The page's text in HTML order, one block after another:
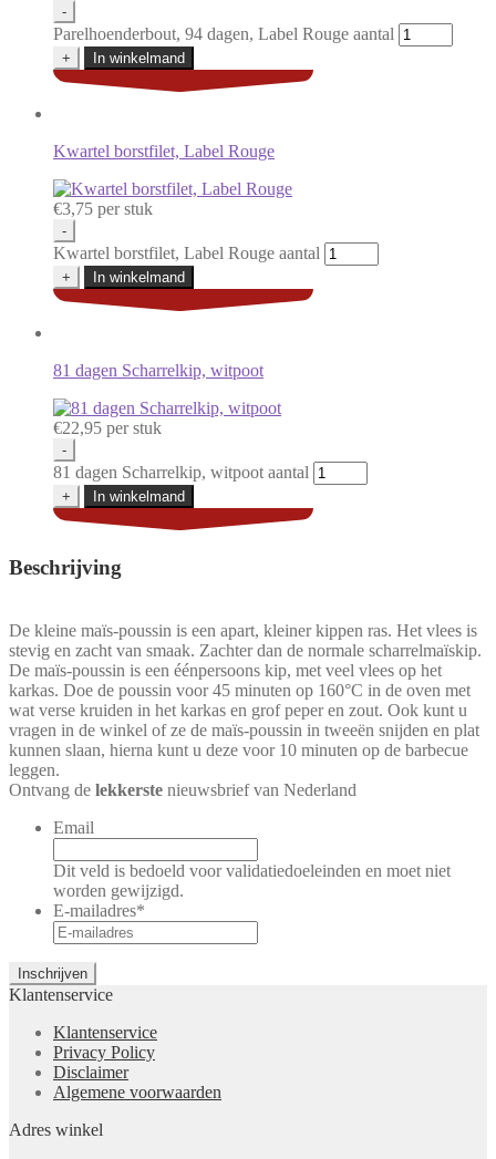
-
Parelhoenderbout, 94 dagen, Label Rouge aantal
+ In winkelmand
Kwartel borstfilet, Label Rouge
€3,75 per stuk
-
Kwartel borstfilet, Label Rouge aantal
+ In winkelmand
81 dagen Scharrelkip, witpoot
€22,95 per stuk
-
81 dagen Scharrelkip, witpoot aantal
+ In winkelmand
Beschrijving
De kleine maïs-poussin is een apart, kleiner kippen ras. Het vlees is
stevig en zacht van smaak. Zachter dan de normale scharrelmaïskip.
De maïs-poussin is een éénpersoons kip, met veel vlees op het
karkas. Doe de poussin voor 45 minuten op 160°C in de oven met
wat verse kruiden in het karkas en grof peper en zout. Ook kunt u
vragen in de winkel of ze de maïs-poussin in tweeën snijden en plat
kunnen slaan, hierna kunt u deze voor 10 minuten op de barbecue
leggen.
Ontvang de lekkerste nieuwsbrief van Nederland
Email
Dit veld is bedoeld voor validatiedoeleinden en moet niet
worden gewijzigd.
E-mailadres*
Klantenservice
Klantenservice
Privacy Policy
Disclaimer
Algemene voorwaarden
Adres winkel